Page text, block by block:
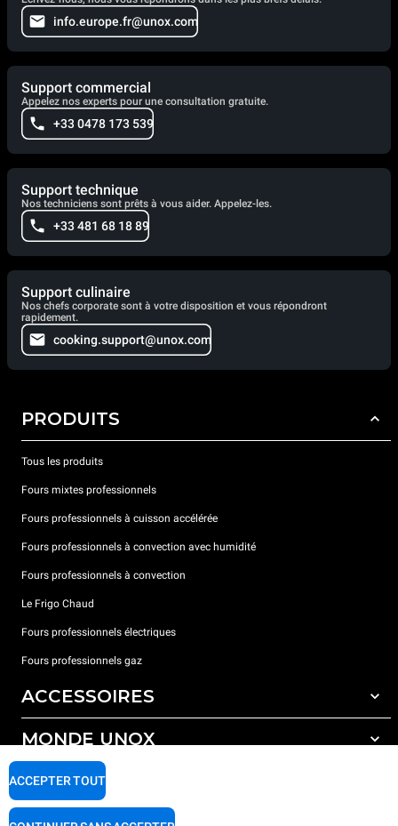
info.europe.fr@unox.com
Support commercial
Appelez nos experts pour une consultation gratuite.
+33 0478 173 539
Support technique
Nos techniciens sont prêts à vous aider. Appelez-les.
+33 481 68 18 89
Support culinaire
Nos chefs corporate sont à votre disposition et vous répondront
rapidement.
cooking.support@unox.com
PRODUITS
Tous les produits
Fours mixtes professionnels
Fours professionnels à cuisson accélérée
Fours professionnels à convection avec humidité
Fours professionnels à convection
Le Frigo Chaud
Fours professionnels électriques
Fours professionnels gaz
ACCESSOIRES
Tous les accessoires
Détergents pour lavage automatique
Détergents pour lavage manuel
MONDE UNOX
Nos bureaux dans le monde
SUPPORT
ACCEPTER TOUT